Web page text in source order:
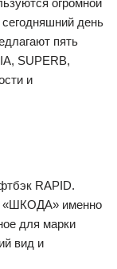
огромной
день
пять
SUPERB,
и
RAPID.
«ШКОДА» именно
для марки
вид и